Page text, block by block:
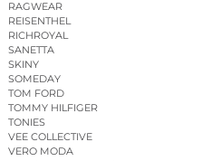
RAGWEAR
REISENTHEL
RICHROYAL
SANETTA
SKINY
SOMEDAY
TOM FORD
TOMMY HILFIGER
TONIES
VEE COLLECTIVE
VERO MODA